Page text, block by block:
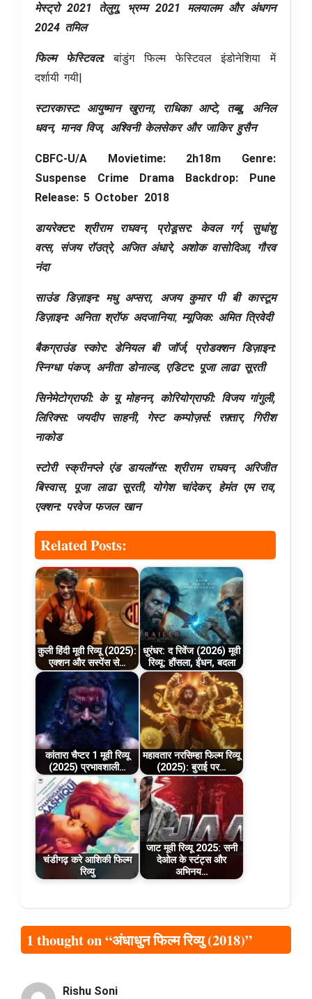
मेस्ट्रो 2021 तेलुगू, भ्रम्म 2021 मलयालम और अंधगन
2024 तमिल
फिल्म फेस्टिवल:बांडुंग फिल्म फेस्टिवल इंडोनेशिया में
दर्शायी गयी|
स्टारकास्ट: आयुष्मान खुराना, राधिका आप्टे, तब्बू, अनिल
धवन, मानव विज, अश्विनी केलसेकर और जाकिर हुसैन
CBFC-U/A Movietime: 2h18m Genre:
Suspense Crime Drama Backdrop: Pune
Release: 5 October 2018
डायरेक्टर: श्रीराम राघवन, प्रोडूसर: केवल गर्ग, सुधांशु
वत्स, संजय रॉउत्रे, अजित अंधारे, अशोक वासोदिआ, गौरव
नंदा
साउंड डिज़ाइन: मधु अप्सरा, अजय कुमार पी बी कास्टूम
डिज़ाइन: अनिता श्रॉफ अदजानिया, म्यूजिक: अमित त्रिवेदी
बैकग्राउंड स्कोर: डेनियल बी जॉर्ज, प्रोडक्शन डिज़ाइन:
स्निग्धा पंकज, अनीता डोनाल्ड, एडिटर: पूजा लाढा सूरती
सिनेमेटोग्राफी: के यू मोहनन, कोरियोग्राफी: विजय गांगुली,
लिरिक्स: जयदीप साहनी, गेस्ट कम्पोज़र्स: रफ़्तार, गिरीश
नाकोड
स्टोरी स्क्रीनप्ले एंड डायलॉग्स: श्रीराम राघवन, अरिजीत
बिस्वास, पूजा लाढा सूरती, योगेश चांदेकर, हेमंत एम राव,
एक्शन: परवेज फजल खान
Related Posts:
कुली हिंदी मूवी रिव्यू (2025):
एक्शन और सस्पेंस से…
धुरंधर: द रिवेंज (2026) मूवी
रिव्यू: हौंसला, ईंधन, बदला
कांतारा चैप्टर 1 मूवी रिव्यू
(2025) प्रभावशाली…
महावतार नरसिम्हा फिल्म रिव्यू
(2025): बुराई पर…
चंडीगढ़ करे आशिकी फिल्म
रिव्यु
जाट मूवी रिव्यू 2025: सनी
देओल के स्टंट्स और
अभिनय…
1 thought on “अंधाधुन फिल्म रिव्यु (2018)”
Rishu Soni